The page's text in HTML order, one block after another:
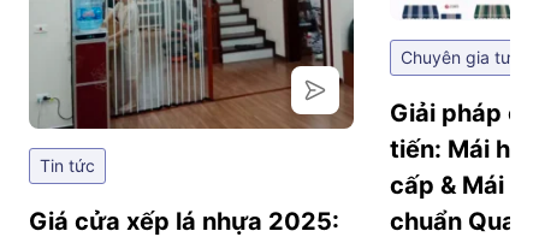
Tin tức
Giá cửa xếp lá nhựa 2025:
Chuyên gia tư
Giải pháp
tiến: Mái
cấp & Mái
chuẩn